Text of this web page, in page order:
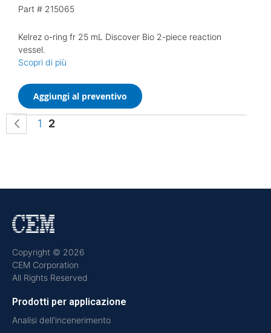
Part # 215065
Kelrez o-ring fr 25 mL Discover Bio 2-piece reaction
vessel.
Scopri di più
Aggiungi al preventivo
PaginaPagina
Precedente
Pagina
1 Attualmente stai leggendo la pagina
2
Copyright © 2026
CEM Corporation
All Rights Reserved
Prodotti per applicazione
Analisi dell'incenerimento